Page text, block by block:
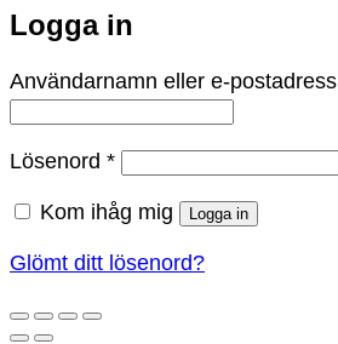
Logga in
Användarnamn eller e-postadress
Lösenord *Obligatoriskt
Kom ihåg mig Logga in
Glömt ditt lösenord?